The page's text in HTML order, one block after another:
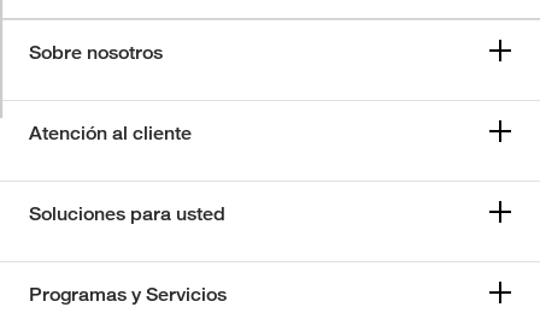
Sobre nosotros
Atención al cliente
Soluciones para usted
Programas y Servicios